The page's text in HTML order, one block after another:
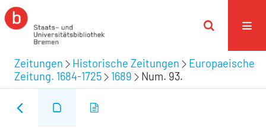
Zeitungen Historische Zeitungen
Europaeische
Zeitung. 1684-1725
1689 Num. 93.